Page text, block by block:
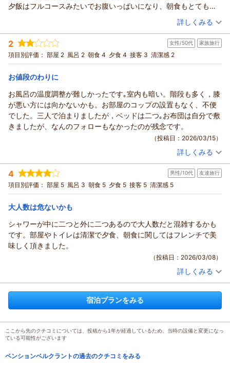
夕飯はフルコースみたいでお腹いっぱいになり、朝食もとてもお
温泉は狭くて露天風呂もあったのですがぬるくてちょっとがっか
りでしたが、翌日ペンションのオーナーから露天風呂の温度が上
がってない事に気付いた丁重にお詫びされましたこちらが恐縮し
てしまいました。
姿を観ながら朝食が食べられたのでとても良い宿でした。
又、草津に行く時はこの宿を予約したいです。
（投稿日：2026/04/01）
宿泊時期： 2026年02月宿泊 (友達旅行)
投稿者： 祝ちゃんさん
宿泊プラン： 温泉三昧プラン《お得な大滝の湯利用券付♪》
朝・夕
宿泊価格帯： 9,001～10,000円(大人一人あたり/税込)
詳しくみる
2 女性/50代 家族旅行
項目別評価： 部屋 2 風呂 2 朝食 4 夕食 4 接客 3 清潔感 2
お値段のわりに
お風呂の温度調整が難しかったです｡室内も暗い。階段も多く，膝
が悪い方には向かないかも。お部屋のコップの設置もなく、不便
でした。三人で泊まりましたが，ベッドは二つ｡お布団は自分で敷
きましたが、なんのフォローもなかったのが残念です。
（投稿日：2026/03/15）
投稿者： やにゅさん(女性/50代)
宿泊プラン： ◇ファミリープラン◇和洋室《洗面台・トイレつき》
和洋室
朝・夕
宿泊価格帯： 14,001～15,000円(大人一人あたり/税込)
詳しくみる
4 男性/10代 友達旅行
項目別評価： 部屋 5 風呂 3 朝食 5 夕食 5 接客 5 清潔感 5
大人数は危ないかも
シャワーが中に二つと外に二つあるので大人数だと混雑するかも
です。部屋やトイレは清潔で夕食、朝食に関してはフレンチで美
味しく頂きました。
（投稿日：2026/03/08）
投稿者： せいさん(男性/10代)
宿泊プラン： 温泉三昧プラン《お得な大滝の湯利用券付♪》
和洋室
詳しくみる
宿泊プランをみる
ここから先のクチコミについては、投稿から1年が経過しているため、当時の設備と変更になっ
ている可能性がございます
ペンションベルクラントの過去のクチコミをみる